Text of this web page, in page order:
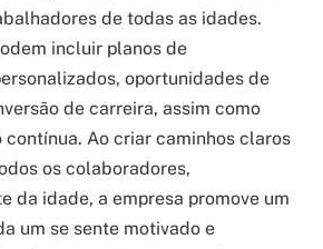
de todas as idades.
incluir planos de
oportunidades de
de carreira, assim como
contínua. Ao criar caminhos claros
os colaboradores,
da idade, a empresa promove um
um se sente motivado e